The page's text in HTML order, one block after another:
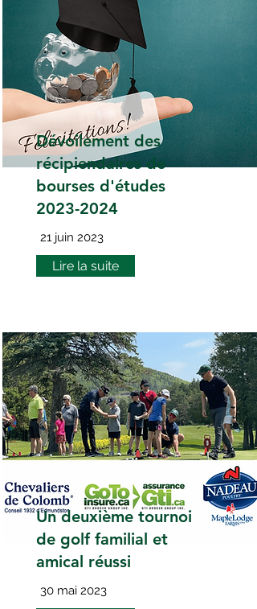
Dévoilement des
récipiendaires de
bourses d'études
2023-2024
21 juin 2023
Lire la suite
Un deuxième tournoi
de golf familial et
amical réussi
30 mai 2023